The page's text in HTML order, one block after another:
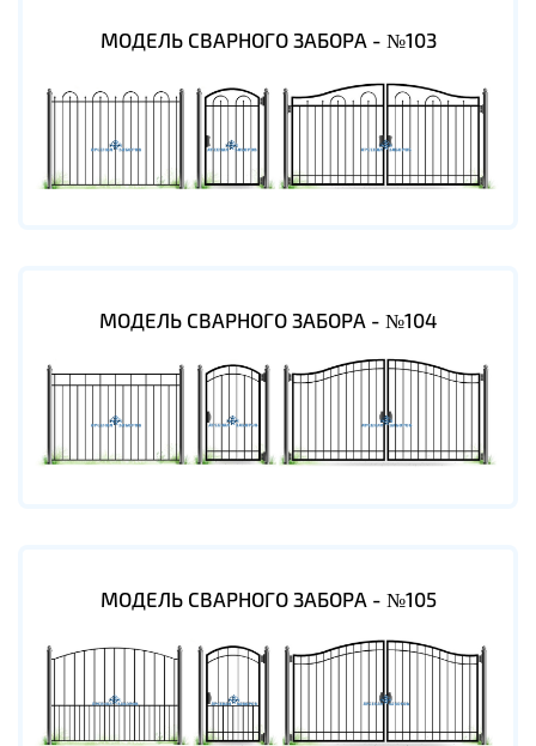
МОДЕЛЬ СВАРНОГО ЗАБОРА - №103
МОДЕЛЬ СВАРНОГО ЗАБОРА - №104
МОДЕЛЬ СВАРНОГО ЗАБОРА - №105